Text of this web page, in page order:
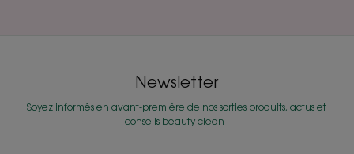
Newsletter
Soyez informés en avant-première de nos sorties produits, actus et
conseils beauty clean !